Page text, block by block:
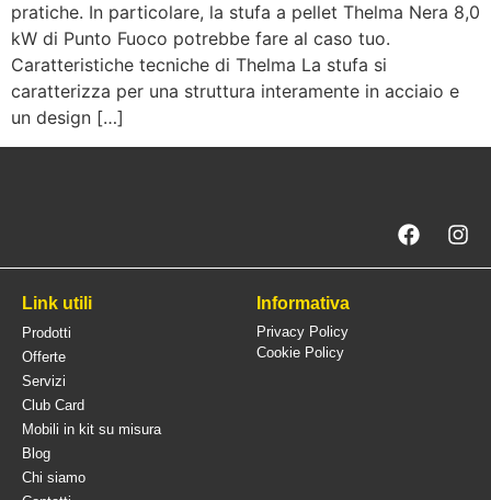
pratiche. In particolare, la stufa a pellet Thelma Nera 8,0
kW di Punto Fuoco potrebbe fare al caso tuo.
Caratteristiche tecniche di Thelma La stufa si
caratterizza per una struttura interamente in acciaio e
un design […]
Link utili
Prodotti
Offerte
Servizi
Club Card
Mobili in kit su misura
Blog
Chi siamo
Informativa
Privacy Policy
Cookie Policy